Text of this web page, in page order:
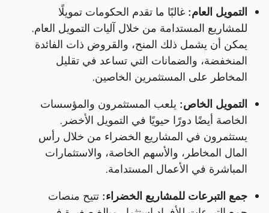
التمويل العام: غالبًا ما تقدم الحكومات تمويلًا
للمشاريع المستدامة من خلال آليات التمويل العام.
يمكن أن يشمل ذلك المنح، والقروض ذات الفائدة
المنخفضة، والضمانات التي تساعد في تقليل
المخاطر على المستثمرين الخاصين.
التمويل الخاص: يلعب المستثمرون والمؤسسات
الخاصة أيضًا دورًا حيويًا في التمويل الأخضر.
يستثمرون في المشاريع الخضراء من خلال رأس
المال المخاطر، والأسهم الخاصة، والاستثمارات
المباشرة في الأعمال المستدامة.
جمع التبرعات للمشاريع الخضراء: تتيح منصات